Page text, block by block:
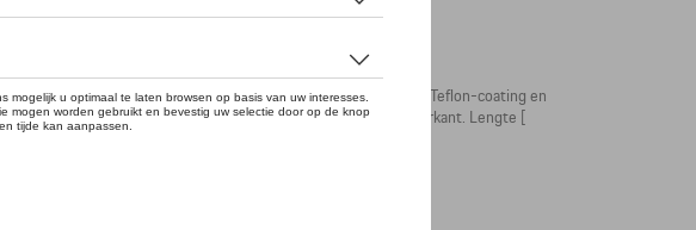
dat geïnspireerd is op de 917 Langheck van 1971. Met Dupont-Teflon-coating en
baleinen. Kunststof handvat met ‘21’ - gravure aan de onderkant. Lengte [